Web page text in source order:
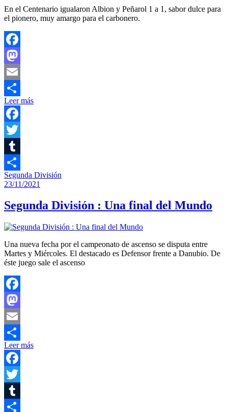
En el Centenario igualaron Albion y Peñarol 1 a 1, sabor dulce para
el pionero, muy amargo para el carbonero.
Facebook
Mastodon
Email
Compartir
Leer más
Facebook
Twitter
Tumblr
Compartir
Segunda División
23/11/2021
Segunda División : Una final del Mundo
Una nueva fecha por el campeonato de ascenso se disputa entre
Martes y Miércoles. El destacado es Defensor frente a Danubio. De
éste juego sale el ascenso
Facebook
Mastodon
Email
Compartir
Leer más
Facebook
Twitter
Tumblr